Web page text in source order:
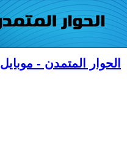
الحوار المتمدن - موبايل